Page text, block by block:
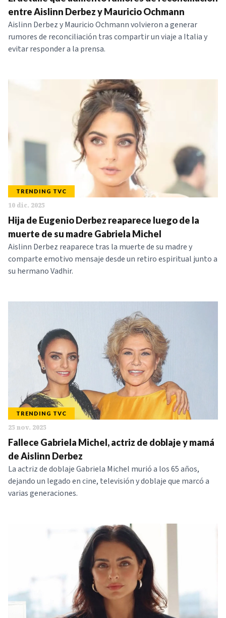
NOTICIAS
SERIES
entre Aislinn Derbez y Mauricio Ochmann
Aislinn Derbez y Mauricio Ochmann volvieron a generar
rumores de reconciliación tras compartir un viaje a Italia y
evitar responder a la prensa.
TRENDING TVC
10 dic. 2025
Hija de Eugenio Derbez reaparece luego de la
muerte de su madre Gabriela Michel
Aislinn Derbez reaparece tras la muerte de su madre y
comparte emotivo mensaje desde un retiro espiritual junto a
su hermano Vadhir.
TRENDING TVC
25 nov. 2025
Fallece Gabriela Michel, actriz de doblaje y mamá
de Aislinn Derbez
La actriz de doblaje Gabriela Michel murió a los 65 años,
dejando un legado en cine, televisión y doblaje que marcó a
varias generaciones.